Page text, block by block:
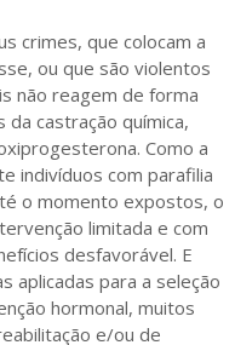
crimes, que colocam a
ou que são violentos
não reagem de forma
castração química,
Como a
indivíduos com parafilia
o momento expostos, o
limitada e com
desfavorável. E
aplicadas para a seleção
hormonal, muitos
e/ou de